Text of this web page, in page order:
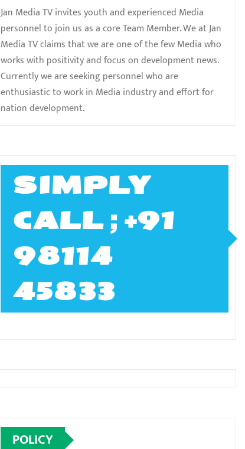
Jan Media TV invites youth and experienced Media
personnel to join us as a core Team Member. We at Jan
Media TV claims that we are one of the few Media who
works with positivity and focus on development news.
Currently we are seeking personnel who are
enthusiastic to work in Media industry and effort for
nation development.
SIMPLY
CALL ; +91
98114
45833
POLICY